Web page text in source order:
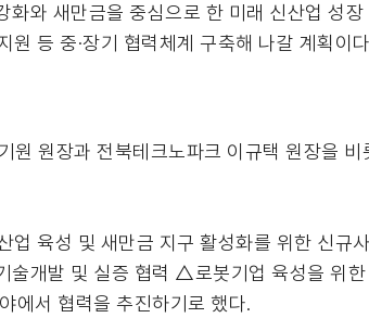
화와 새만금을 중심으로 한 미래 신산업 성
등 중·장기 협력체계 구축해 나갈 계획이
원 원장과 전북테크노파크 이규택 원장을
업 육성 및 새만금 지구 활성화를 위한 신
기술개발 및 실증 협력 △로봇기업 육성을
에서 협력을 추진하기로 했다.